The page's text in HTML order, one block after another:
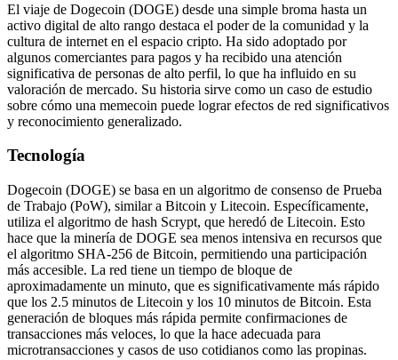
El viaje de Dogecoin (DOGE) desde una simple broma hasta un
activo digital de alto rango destaca el poder de la comunidad y la
cultura de internet en el espacio cripto. Ha sido adoptado por
algunos comerciantes para pagos y ha recibido una atención
significativa de personas de alto perfil, lo que ha influido en su
valoración de mercado. Su historia sirve como un caso de estudio
sobre cómo una memecoin puede lograr efectos de red significativos
y reconocimiento generalizado.
Tecnología
Dogecoin (DOGE) se basa en un algoritmo de consenso de Prueba
de Trabajo (PoW), similar a Bitcoin y Litecoin. Específicamente,
utiliza el algoritmo de hash Scrypt, que heredó de Litecoin. Esto
hace que la minería de DOGE sea menos intensiva en recursos que
el algoritmo SHA-256 de Bitcoin, permitiendo una participación
más accesible. La red tiene un tiempo de bloque de
aproximadamente un minuto, que es significativamente más rápido
que los 2.5 minutos de Litecoin y los 10 minutos de Bitcoin. Esta
generación de bloques más rápida permite confirmaciones de
transacciones más veloces, lo que la hace adecuada para
microtransacciones y casos de uso cotidianos como las propinas.